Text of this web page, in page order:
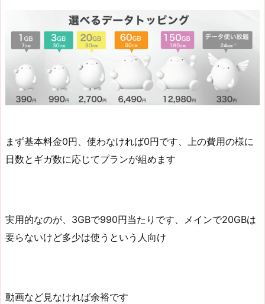
まず基本料金0円、使わなければ0円です、上の費用の様に
日数とギガ数に応じてプランが組めます
実用的なのが、3GBで990円当たりです、メインで20GBは
要らないけど多少は使うという人向け
動画など見なければ余裕です